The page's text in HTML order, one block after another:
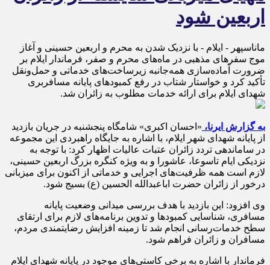
اربعین شود
ماناسپهر - ایلام - با نزدیک شدن به محرم و اربعین حسینی و آغاز
موج سفرهای مذهبی در ماه‌های محرم و صفر، فرماندار ایلام بر
ضرورت آماده‌سازی همه‌جانبه زیرساخت‌های خدماتی و حمل‌ونقل
تأکید کرد و خواستار شتاب در رفع کمبودهای پایانه مسافربری
شهدای ایلام برای ارائه خدمات مطلوب به زائران شد.
به گزارش ایرنا، «احسان اکبری» شامگاه پنجشنبه در جریان بازدید
از پایانه شهدای شهر ایلام، با اشاره به جایگاه راهبردی این مجموعه
در ساماندهی تردد زائران عتبات عالیات اظهار کرد: با توجه به
نزدیکی ایام تاسوعا، عاشورا و به‌ ویژه کنگره بزرگ اربعین حسینی،
لازم است همه ظرفیت‌های اجرایی و خدماتی از اکنون برای میزبانی
درخور از زائران حضرت اباعبدالله الحسین (ع) بسیج شود.
وی افزود: این بازدید با هدف بررسی میدانی وضعیت پایانه
مسافری، شناسایی کمبودها و تدوین برنامه‌های لازم برای ارتقای
سطح خدمات‌رسانی انجام شد تا زمینه افزایش رضایتمندی مردم،
مسافران و زائران فراهم شود.
فرماندار با اشاره به برخی کاستی‌های موجود در پایانه شهدای ایلام